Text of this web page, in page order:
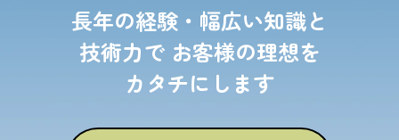
長年の経験・幅広い知識と
技術力でお客様の理想を
カタチにします